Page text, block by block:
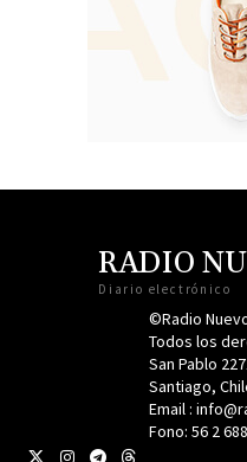
RADIO
Diario electrónico
©Radio
Todos los
San Pablo
Santiago,
Email :
Fono: 56 2